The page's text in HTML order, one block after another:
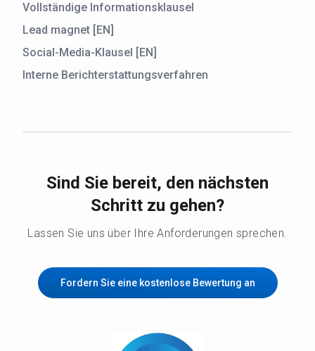
Vollständige Informationsklausel
Lead magnet [EN]
Social-Media-Klausel [EN]
Interne Berichterstattungsverfahren
Sind Sie bereit, den nächsten
Schritt zu gehen?
Lassen Sie uns über Ihre Anforderungen sprechen.
Fordern Sie eine kostenlose Bewertung an